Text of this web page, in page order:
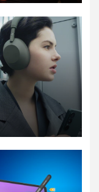
„Olive